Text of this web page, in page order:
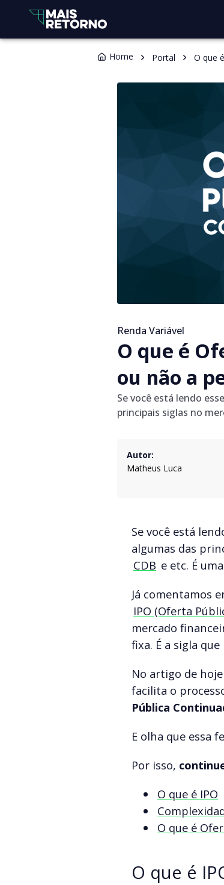
Home Portal O que
Renda Variável
O que é
ou não a
Se você está lendo
principais siglas no
Autor:
Matheus Luca
Se você está
algumas das
CDB e etc. É
Já comentamos
IPO (Oferta
mercado
fixa. É a sigla
No artigo de
facilita o
Pública
E olha que essa
Por isso,
O que é IPO
O que é
O que é